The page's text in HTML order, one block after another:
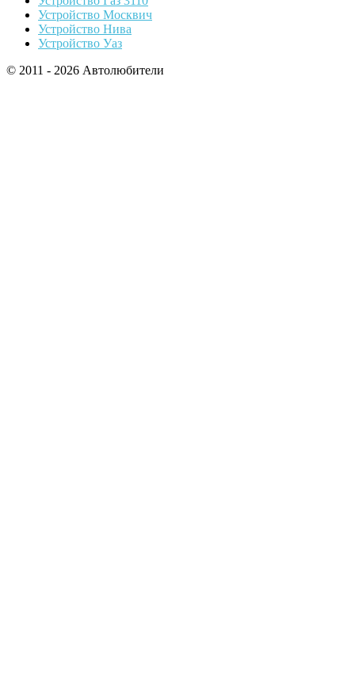
Устройство Москвич
Устройство Нива
Устройство Уаз
© 2011 - 2026 Автолюбители